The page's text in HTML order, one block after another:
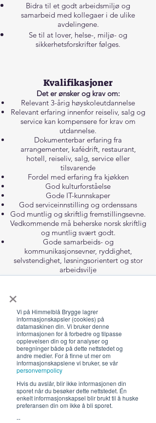
×
Vi på Himmelblå Brygge lagrer
informasjonskapsler (cookies) på
datamaskinen din. Vi bruker denne
informasjonen for å forbedre og tilpasse
opplevelsen din og for analyser og
beregninger både på dette nettstedet og
andre medier. For å finne ut mer om
informasjonskapslene vi bruker, se vår
personvernpolicy
Hvis du avslår, blir ikke informasjonen din
sporet når du besøker dette nettstedet. Én
enkelt informasjonskapsel blir brukt til å huske
preferansen din om ikke å bli sporet.
--
Bidra til et godt arbeidsmiljø og
samarbeid med kollegaer i de ulike
avdelingene.
Se til at lover, helse-, miljø- og
sikkerhetsforskrifter følges.
Kvalifikasjoner
Det er ønsker og krav om:
Relevant 3-årig høyskoleutdannelse
Relevant erfaring innenfor reiseliv, salg og
service kan kompensere for krav om
utdannelse.
Dokumenterbar erfaring fra
arrangementer, kafédrift, restaurant,
hotell, reiseliv, salg, service eller
tilsvarende
Fordel med erfaring fra kjøkken
God kulturforståelse
Gode IT-kunnskaper
God serviceinnstilling og ordenssans
God muntlig og skriftlig fremstillingsevne.
Vedkommende må beherske norsk skriftlig
og muntlig svært godt.
Gode samarbeids- og
kommunikasjonsevner, ryddighet,
selvstendighet, løsningsorientert og stor
arbeidsvilje
Personlig egnethet vil bli vektlagt​
Lønn etter avtale
Mulighet for forlengelse og for å bli helårs
daglig leder
Et kreativt arbeidsmiljø
Positive medarbeidere
Arbeidserfaring
Gode karrieremuligheter for rett person
Nettverk i SeilNorge/Himmelblå
Overnatting
Kost
Bruk av våre kajakker, båter og utstyr
Sist, men ikke minst: